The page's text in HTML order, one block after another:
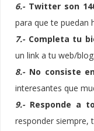
6.- Twitter son
para que te puedan
7.- Completa tu
un link a tu web/blog.
8.- No consiste
interesantes que
9.- Responde a
responder siempre,